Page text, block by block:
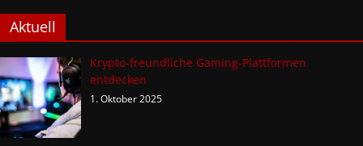
Aktuell
Krypto-freundliche Gaming-Plattformen
entdecken
1. Oktober 2025